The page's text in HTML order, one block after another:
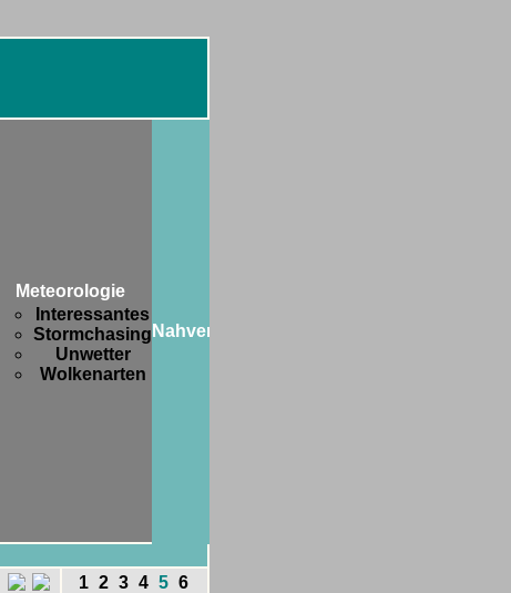
Meteorologie
Interessantes
Stormchasing
Unwetter
Wolkenarten
Nahverkehr
1 2 3 4 5 6